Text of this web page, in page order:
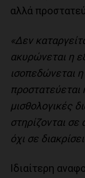
αλλά
«Δεν
ακυρώνεται η
ισοπεδώνεται
προστατεύεται
μισθολογικές
στηρίζονται σε
όχι σε
Ιδιαίτερη